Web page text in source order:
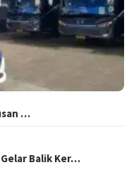
…
Balik Ker…